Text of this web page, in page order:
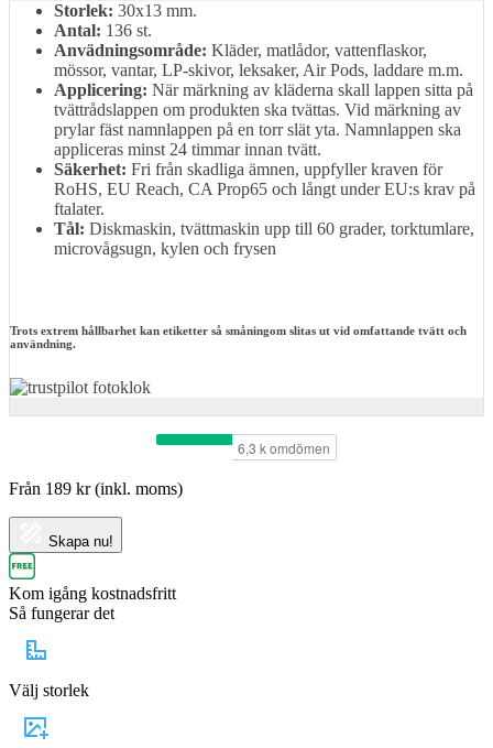
Storlek: 30x13 mm.
Antal: 136 st.
Anvädningsområde: Kläder, matlådor, vattenflaskor,
mössor, vantar, LP-skivor, leksaker, Air Pods, laddare m.m.
Applicering: När märkning av kläderna skall lappen sitta på
tvättrådslappen om produkten ska tvättas. Vid märkning av
prylar fäst namnlappen på en torr slät yta. Namnlappen ska
appliceras minst 24 timmar innan tvätt.
Säkerhet: Fri från skadliga ämnen, uppfyller kraven för
RoHS, EU Reach, CA Prop65 och långt under EU:s krav på
ftalater.
Tål: Diskmaskin, tvättmaskin upp till 60 grader, torktumlare,
microvågsugn, kylen och frysen
Trots extrem hållbarhet kan etiketter så småningom slitas ut vid omfattande tvätt och
användning.
Från 189 kr (inkl. moms)
Skapa nu!
Kom igång kostnadsfritt
Så fungerar det
Välj storlek